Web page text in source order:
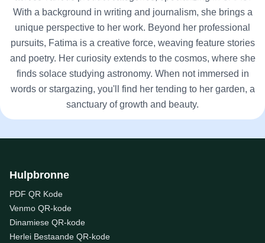
With a background in writing and journalism, she brings a
unique perspective to her work. Beyond her professional
pursuits, Fatima is a creative force, weaving feature stories
and poetry. Her curiosity extends to the cosmos, where she
finds solace studying astronomy. When not immersed in
words or stargazing, you'll find her tending to her garden, a
sanctuary of growth and beauty.
Hulpbronne
PDF QR Kode
Venmo QR-kode
Dinamiese QR-kode
Herlei Bestaande QR-kode